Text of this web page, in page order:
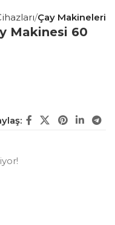
Çay Makineleri
Makinesi 60